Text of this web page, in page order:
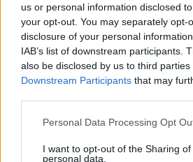
us or personal information disclosed
your opt-out. You may separately opt-
disclosure of your personal
IAB’s list of downstream participants.
also be disclosed by us to third parties
Downstream Participants that may
Personal Data Processing Opt
I want to opt-out of the Sharing of
personal data.
Portfolio
2024. január 10. 08:24
Szezonális kórokozónak
Magyarországon a
Azok is foglalhatnak időpontot az új
térben, akik korábban már